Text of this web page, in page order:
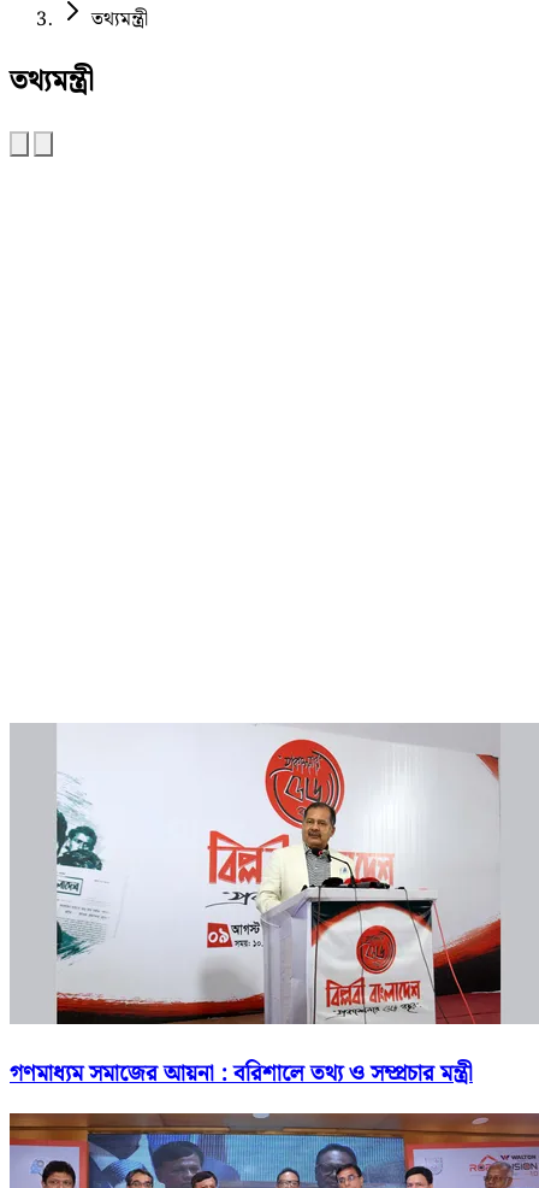
তথ্যমন্ত্রী
তথ্যমন্ত্রী
গণমাধ্যম সমাজের আয়না : বরিশালে তথ্য ও সম্প্রচার মন্ত্রী